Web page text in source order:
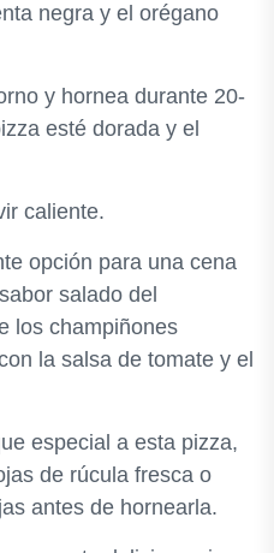
negra y el orégano
y hornea durante 20-
esté dorada y el
caliente.
opción para una cena
salado del
los champiñones
la salsa de tomate y el
especial a esta pizza,
de rúcula fresca o
antes de hornearla.